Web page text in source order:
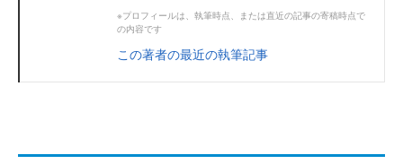
※プロフィールは、執筆時点、または直近の記事の寄稿時点で
の内容です
この著者の最近の執筆記事